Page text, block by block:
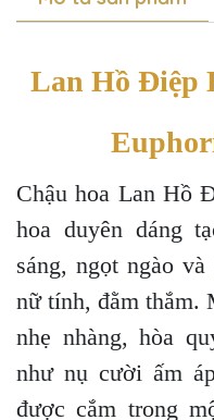
Lan Hồ Điệp
Chậu hoa Lan Hồ
hoa duyên dáng
sáng, ngọt ngào
nữ tính, đằm thắm.
nhẹ nhàng, hòa
như nụ cười ấm
được cắm trong